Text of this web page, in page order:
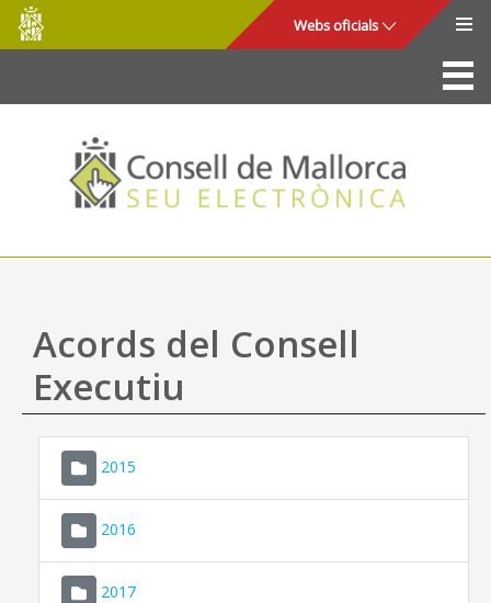
Salta al contingut principal
Consell
de
Mallorca
Webs oficials
La Seu
Consell de Mallorca
Accés i seguretat
Utilitats
Ajuda
Acords del Consell
Executiu
2015
2016
2017